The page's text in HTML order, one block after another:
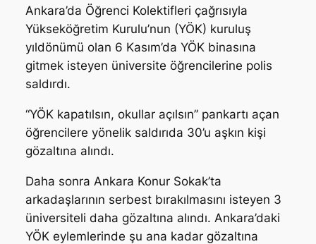
Ankara’da Öğrenci Kolektifleri çağrısıyla
Yükseköğretim Kurulu’nun (YÖK) kuruluş
yıldönümü olan 6 Kasım’da YÖK binasına
gitmek isteyen üniversite öğrencilerine polis
saldırdı.
“YÖK kapatılsın, okullar açılsın” pankartı açan
öğrencilere yönelik saldırıda 30’u aşkın kişi
gözaltına alındı.
Daha sonra Ankara Konur Sokak’ta
arkadaşlarının serbest bırakılmasını isteyen 3
üniversiteli daha gözaltına alındı. Ankara’daki
YÖK eylemlerinde şu ana kadar gözaltına